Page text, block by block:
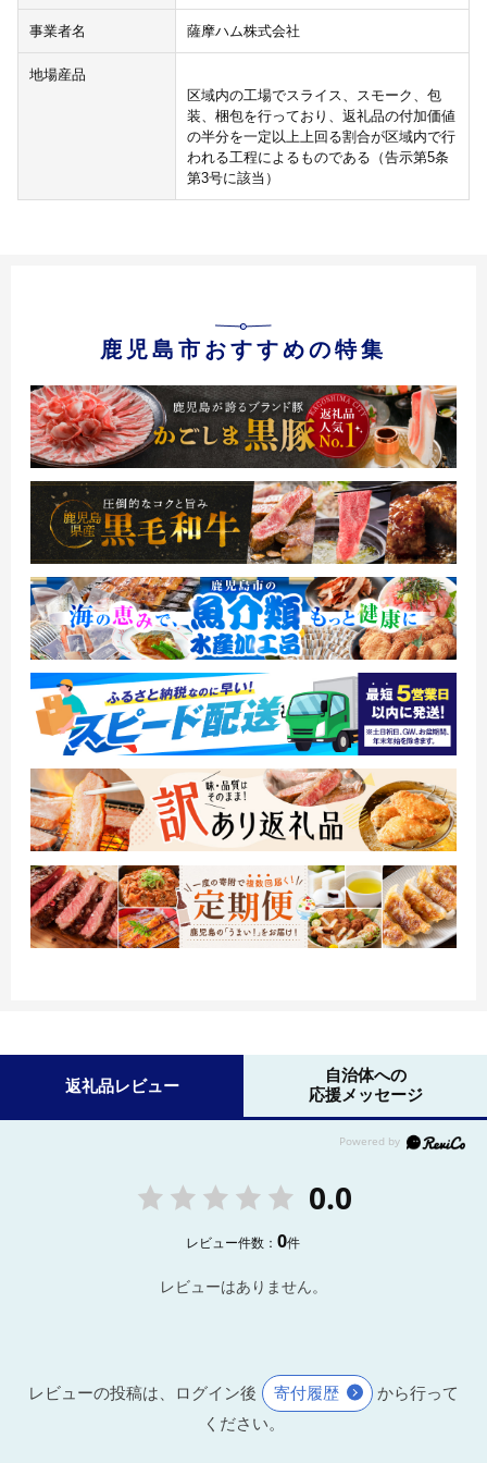
事業者名 薩摩ハム株式会社
地場産品
区域内の工場でスライス、スモーク、包
装、梱包を行っており、返礼品の付加価値
の半分を一定以上上回る割合が区域内で行
われる工程によるものである（告示第5条
第3号に該当）
鹿児島市おすすめの特集
返礼品レビュー
自治体への
応援メッセージ
0.0
レビュー件数：0件
レビューはありません。
レビューの投稿は、ログイン後 寄付履歴
から行って
ください。